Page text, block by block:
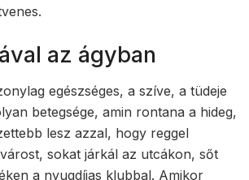
az ágyban
egészséges, a szíve, a tüdeje
betegsége, amin rontana a hideg,
lesz azzal, hogy reggel
sokat járkál az utcákon, sőt
a nyugdíjas klubbal. Amikor